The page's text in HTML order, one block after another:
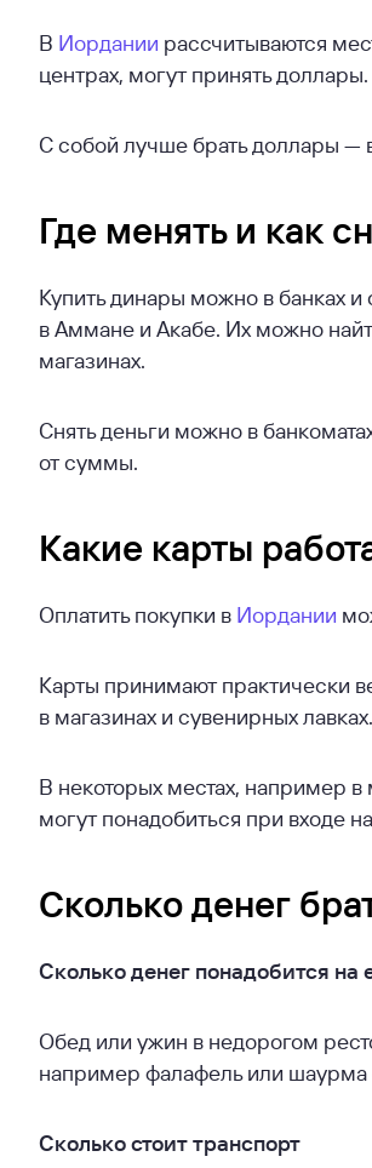
В Иордании рассчитываются
центрах, могут принять
С собой лучше брать доллары —
Где менять и как
Купить динары можно в банках
в Аммане и Акабе. Их можно
магазинах.
Снять деньги можно в
от суммы.
Какие карты
Оплатить покупки в Иордании
Карты принимают практически
в магазинах и сувенирных лавках.
В некоторых местах, например
могут понадобиться при входе
Сколько денег
Сколько денег понадобится на
Обед или ужин в недорогом
например фалафель или шаурма
Сколько стоит транспорт